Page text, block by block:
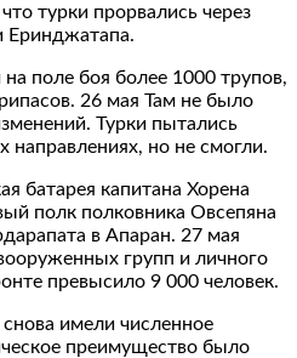
турки прорвались через
Еринджатапа.
поле боя более 1000 трупов,
26 мая Там не было
Турки пытались
направлениях, но не смогли.
батарея капитана Хорена
полк полковника Овсепяна
в Апаран. 27 мая
групп и личного
превысило 9 000 человек.
имели численное
преимущество было